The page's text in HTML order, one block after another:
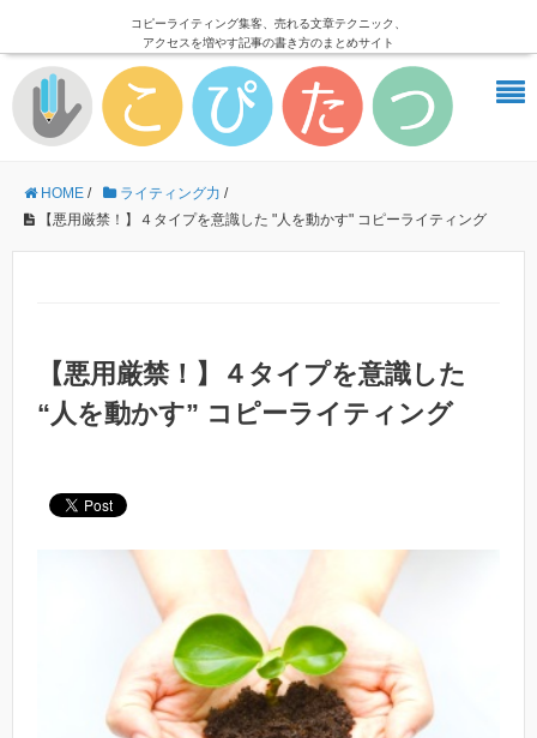
コピーライティング集客、売れる文章テクニック、
アクセスを増やす記事の書き方のまとめサイト
HOME / ライティング力 /
【悪用厳禁！】４タイプを意識した "人を動かす" コピーライティング
【悪用厳禁！】４タイプを意識した
“人を動かす” コピーライティング